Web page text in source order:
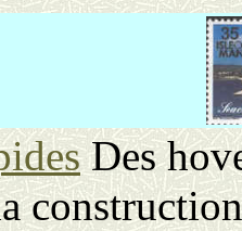
Des